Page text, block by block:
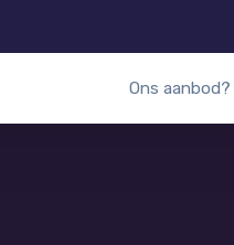
Ons aanbod?